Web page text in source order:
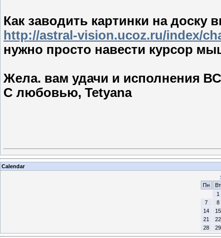
Как заводить картинки на доску
http://astral-vision.ucoz.ru/index/
нужно просто навести курсор
Жела. вам удачи и исполнения
С любовью, Tetyana
Calendar
Пн
Вт
1
7
8
14
15
21
22
28
29